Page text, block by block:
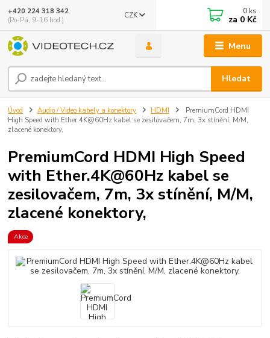
Menu
CZK
Hledat
+420 224 318 342
(Po-Pá, 9-16 hod.)
0 ks
za 0 Kč
Úvod Audio / Video kabely a konektory HDMI
PremiumCord HDMI
High Speed with Ether.4K@60Hz kabel se zesilovačem, 7m, 3x stínění, M/M,
zlacené konektory,
PremiumCord HDMI High Speed
with Ether.4K@60Hz kabel se
zesilovačem, 7m, 3x stínění, M/M,
zlacené konektory,
Akce